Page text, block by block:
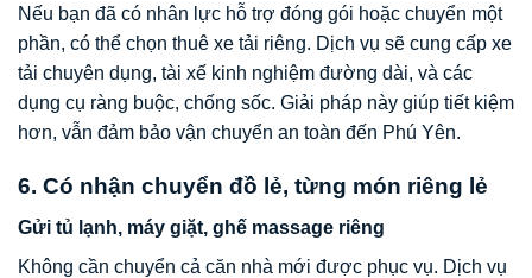
Nếu bạn đã có nhân lực hỗ trợ đóng gói hoặc chuyển một
phần, có thể chọn thuê xe tải riêng. Dịch vụ sẽ cung cấp xe
tải chuyên dụng, tài xế kinh nghiệm đường dài, và các
dụng cụ ràng buộc, chống sốc. Giải pháp này giúp tiết kiệm
hơn, vẫn đảm bảo vận chuyển an toàn đến Phú Yên.
6. Có nhận chuyển đồ lẻ, từng món riêng lẻ
Gửi tủ lạnh, máy giặt, ghế massage riêng
Không cần chuyển cả căn nhà mới được phục vụ. Dịch vụ